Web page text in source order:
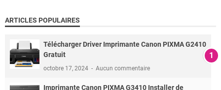
ARTICLES POPULAIRES
Télécharger Driver Imprimante Canon PIXMA G2410
Gratuit
octobre 17, 2024 Aucun commentaire
Imprimante Canon PIXMA G3410 Installer de